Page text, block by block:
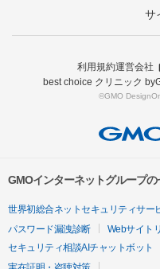
サ
利用規約運営会社
best choice クリニック
©GMO
GMOインターネットグループ
世界初総合ネットセキュリティサー
パスワード漏洩診断
Webサイト
セキュリティ相談AIチャットボット